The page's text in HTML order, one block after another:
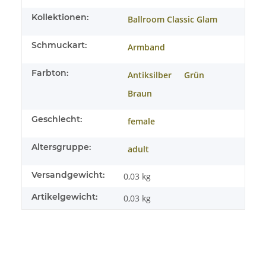
Kollektionen: Ballroom Classic Glam
Schmuckart: Armband
Farbton: Antiksilber
Grün
Braun
Geschlecht: female
Altersgruppe: adult
Versandgewicht: 0,03 kg
Artikelgewicht: 0,03 kg